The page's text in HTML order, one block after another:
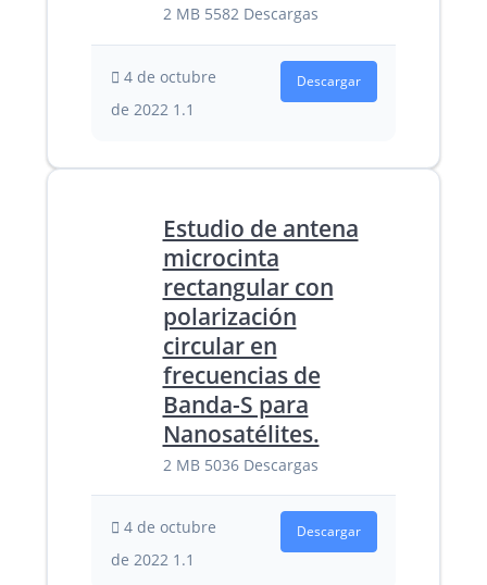
2 MB 5582 Descargas
4 de octubre
de 2022 1.1
Descargar
Estudio de antena
microcinta
rectangular con
polarización
circular en
frecuencias de
Banda-S para
Nanosatélites.
2 MB 5036 Descargas
4 de octubre
de 2022 1.1
Descargar